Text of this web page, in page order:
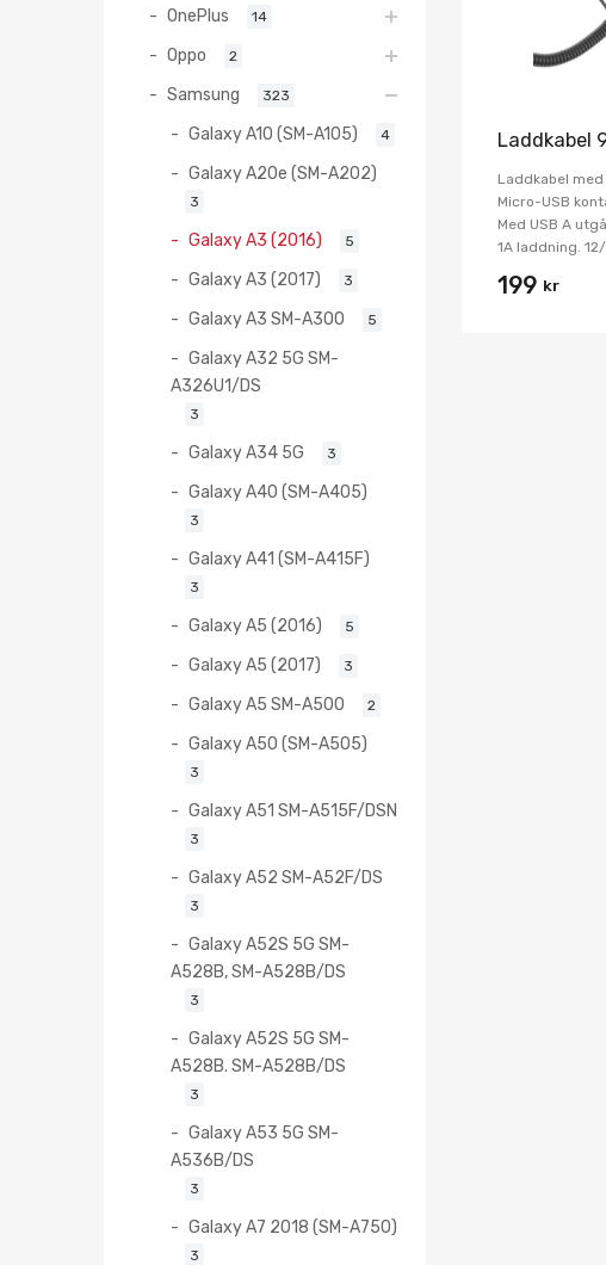
Laddkabel
Laddkabel
Micro-USB
Med USB A
1A laddning.
199 kr
OnePlus 14
Oppo 2
Samsung 323
Galaxy A10 (SM-A105) 4
Galaxy A20e (SM-A202)
3
Galaxy A3 (2016) 5
Galaxy A3 (2017) 3
Galaxy A3 SM-A300 5
Galaxy A32 5G SM-
A326U1/DS
3
Galaxy A34 5G 3
Galaxy A40 (SM-A405)
3
Galaxy A41 (SM-A415F)
3
Galaxy A5 (2016) 5
Galaxy A5 (2017) 3
Galaxy A5 SM-A500 2
Galaxy A50 (SM-A505)
3
Galaxy A51 SM-A515F/DSN
3
Galaxy A52 SM-A52F/DS
3
Galaxy A52S 5G SM-
A528B, SM-A528B/DS
3
Galaxy A52S 5G SM-
A528B. SM-A528B/DS
3
Galaxy A53 5G SM-
A536B/DS
3
Galaxy A7 2018 (SM-A750)
3